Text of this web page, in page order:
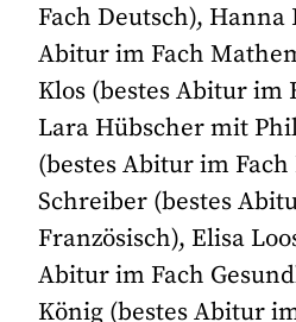
Fach Deutsch), Hanna
Abitur im Fach
Klos (bestes Abitur im
Lara Hübscher mit
(bestes Abitur im Fach
Schreiber (bestes
Französisch), Elisa
Abitur im Fach
König (bestes Abitur